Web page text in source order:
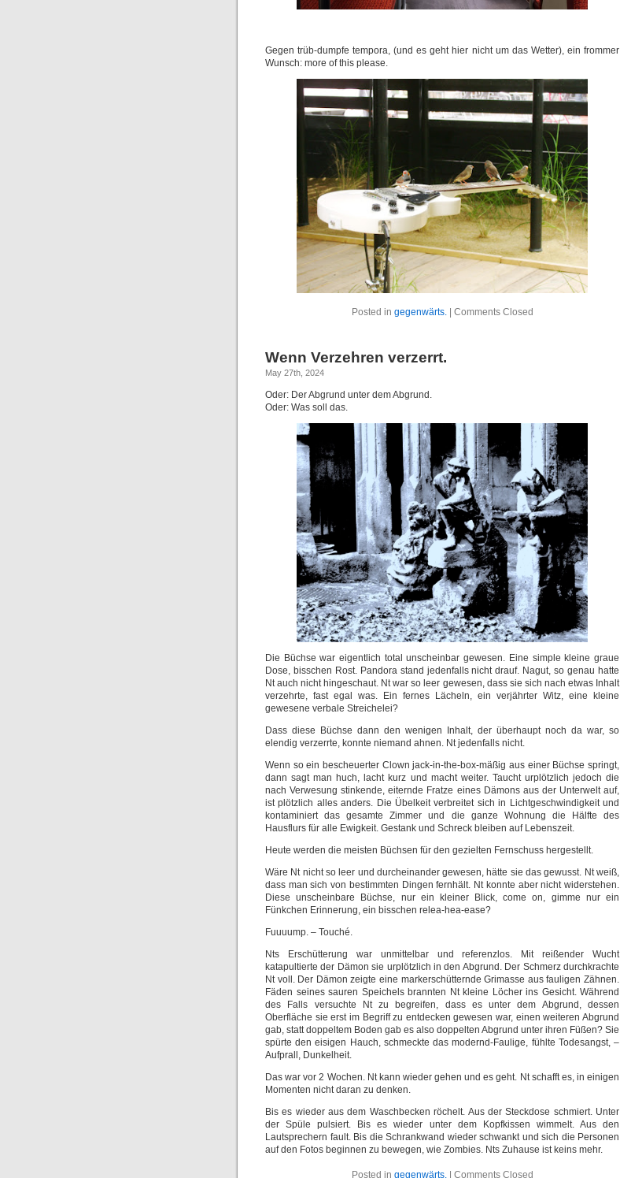
Gegen trüb-dumpfe tempora, (und es geht hier nicht um das Wetter), ein frommer
Wunsch: more of this please.
Posted in gegenwärts.| Comments Closed
Wenn Verzehren verzerrt.
May 27th, 2024
Oder: Der Abgrund unter dem Abgrund.
Oder: Was soll das.
Die Büchse war eigentlich total unscheinbar gewesen. Eine simple kleine graue
Dose, bisschen Rost. Pandora stand jedenfalls nicht drauf. Nagut, so genau hatte
Nt auch nicht hingeschaut. Nt war so leer gewesen, dass sie sich nach etwas Inhalt
verzehrte, fast egal was. Ein fernes Lächeln, ein verjährter Witz, eine kleine
gewesene verbale Streichelei?
Dass diese Büchse dann den wenigen Inhalt, der überhaupt noch da war, so
elendig verzerrte, konnte niemand ahnen. Nt jedenfalls nicht.
Wenn so ein bescheuerter Clown jack-in-the-box-mäßig aus einer Büchse springt,
dann sagt man huch, lacht kurz und macht weiter. Taucht urplötzlich jedoch die
nach Verwesung stinkende, eiternde Fratze eines Dämons aus der Unterwelt auf,
ist plötzlich alles anders. Die Übelkeit verbreitet sich in Lichtgeschwindigkeit und
kontaminiert das gesamte Zimmer und die ganze Wohnung die Hälfte des
Hausflurs für alle Ewigkeit. Gestank und Schreck bleiben auf Lebenszeit.
Heute werden die meisten Büchsen für den gezielten Fernschuss hergestellt.
Wäre Nt nicht so leer und durcheinander gewesen, hätte sie das gewusst. Nt weiß,
dass man sich von bestimmten Dingen fernhält. Nt konnte aber nicht widerstehen.
Diese unscheinbare Büchse, nur ein kleiner Blick, come on, gimme nur ein
Fünkchen Erinnerung, ein bisschen relea-hea-ease?
Fuuuump. – Touché.
Nts Erschütterung war unmittelbar und referenzlos. Mit reißender Wucht
katapultierte der Dämon sie urplötzlich in den Abgrund. Der Schmerz durchkrachte
Nt voll. Der Dämon zeigte eine markerschütternde Grimasse aus fauligen Zähnen.
Fäden seines sauren Speichels brannten Nt kleine Löcher ins Gesicht. Während
des Falls versuchte Nt zu begreifen, dass es unter dem Abgrund, dessen
Oberfläche sie erst im Begriff zu entdecken gewesen war, einen weiteren Abgrund
gab, statt doppeltem Boden gab es also doppelten Abgrund unter ihren Füßen? Sie
spürte den eisigen Hauch, schmeckte das modernd-Faulige, fühlte Todesangst, –
Aufprall, Dunkelheit.
Das war vor 2 Wochen. Nt kann wieder gehen und es geht. Nt schafft es, in einigen
Momenten nicht daran zu denken.
Bis es wieder aus dem Waschbecken röchelt. Aus der Steckdose schmiert. Unter
der Spüle pulsiert. Bis es wieder unter dem Kopfkissen wimmelt. Aus den
Lautsprechern fault. Bis die Schrankwand wieder schwankt und sich die Personen
auf den Fotos beginnen zu bewegen, wie Zombies. Nts Zuhause ist keins mehr.
Posted in gegenwärts. | Comments Closed